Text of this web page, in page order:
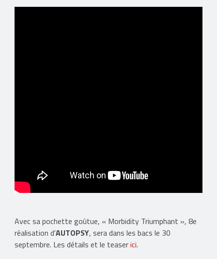
Avec sa pochette goûtue, « Morbidity Triumphant », 8e
réalisation d'AUTOPSY, sera dans les bacs le 30
septembre. Les détails et le teaserici.